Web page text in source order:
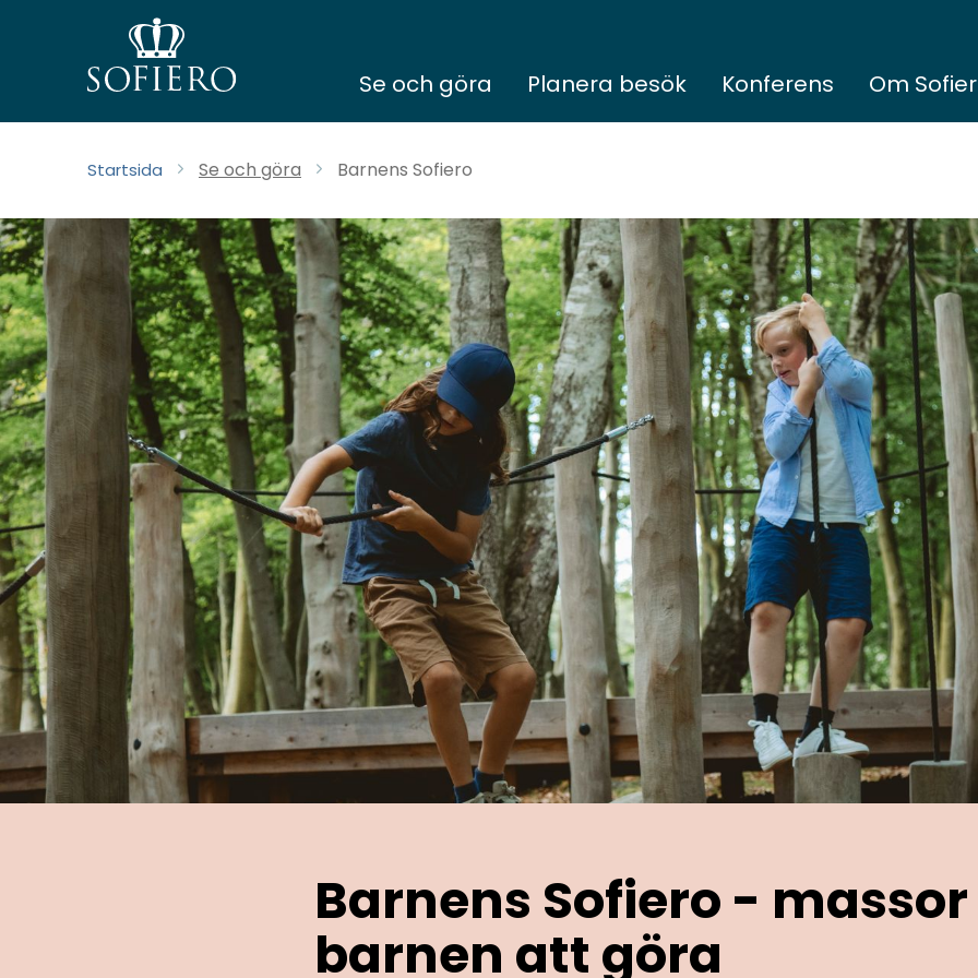
Se och göra Planera besök Konferens Om
Startsida Se och göra Barnens Sofiero
Barnens Sofiero -
barnen att göra